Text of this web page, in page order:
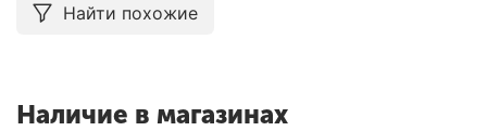
Найти похожие
Наличие в магазинах